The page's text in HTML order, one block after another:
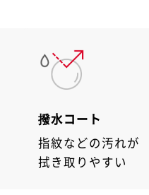
撥水コート
指紋などの汚れが
拭き取りやすい